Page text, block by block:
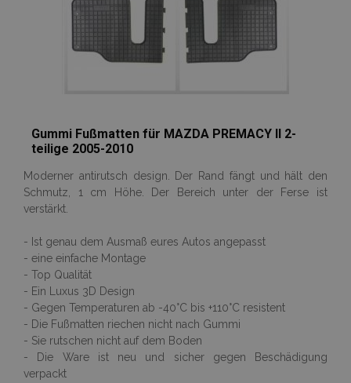
hinzufügen
Gummi Fußmatten für MAZDA PREMACY II 2-
teilige 2005-2010
Moderner antirutsch design. Der Rand fängt und hält den
Schmutz, 1 cm Höhe. Der Bereich unter der Ferse ist
verstärkt.
- Ist genau dem Ausmaß eures Autos angepasst
- eine einfache Montage
- Top Qualität
- Ein Luxus 3D Design
- Gegen Temperaturen ab -40°C bis +110°C resistent
- Die Fußmatten riechen nicht nach Gummi
- Sie rutschen nicht auf dem Boden
- Die Ware ist neu und sicher gegen Beschädigung
verpackt